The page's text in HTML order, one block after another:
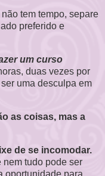
tem tempo, separe
preferido e
um curso
duas vezes por
uma desculpa em
as coisas, mas a
de se incomodar.
nem tudo pode ser
oportunidade para